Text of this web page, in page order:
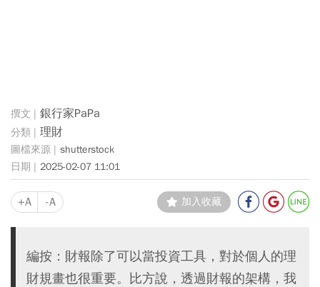
銀行家PaPa
理財
shutterstock
2025-02-07 11:01
+A -A 加入收藏
編按：財報除了可以當投資工具，對於個人的理
財規畫也很重要。比方說，透過財報的架構，我